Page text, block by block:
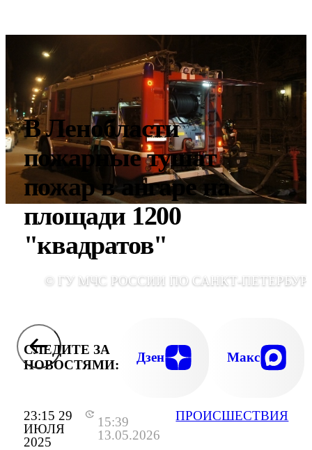
23:15 29
ИЮЛЯ
2025
15:39
13.05.2026
ПРОИСШЕСТВИЯ
В Ленобласти
пожарные тушат
пожар в ангаре на
площади 1200
"квадратов"
© ГУ МЧС РОССИИ ПО САНКТ-
СЛЕДИТЕ ЗА
НОВОСТЯМИ:
Дзен Макс